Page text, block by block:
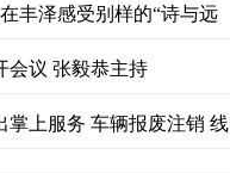
丰泽感受别样的“诗与远
会议 张毅恭主持
掌上服务 车辆报废注销 线